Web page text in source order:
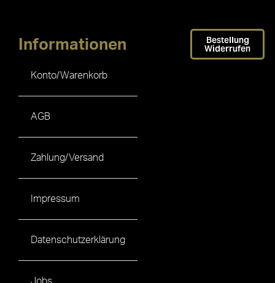
Informationen
Konto/Warenkorb
AGB
Zahlung/Versand
Impressum
Datenschutzerklärung
Bestellung
Widerrufen